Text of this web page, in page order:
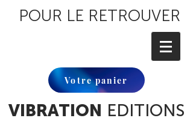
POUR LE RETROUVER
Votre panier
VIBRATION EDITIONS